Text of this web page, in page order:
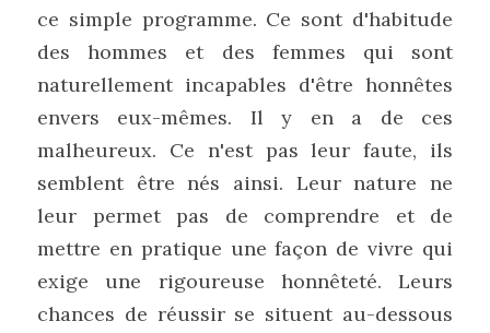
ce simple programme. Ce sont d'habitude
des hommes et des femmes qui sont
naturellement incapables d'être honnêtes
envers eux-mêmes. Il y en a de ces
malheureux. Ce n'est pas leur faute, ils
semblent être nés ainsi. Leur nature ne
leur permet pas de comprendre et de
mettre en pratique une façon de vivre qui
exige une rigoureuse honnêteté. Leurs
chances de réussir se situent au-dessous